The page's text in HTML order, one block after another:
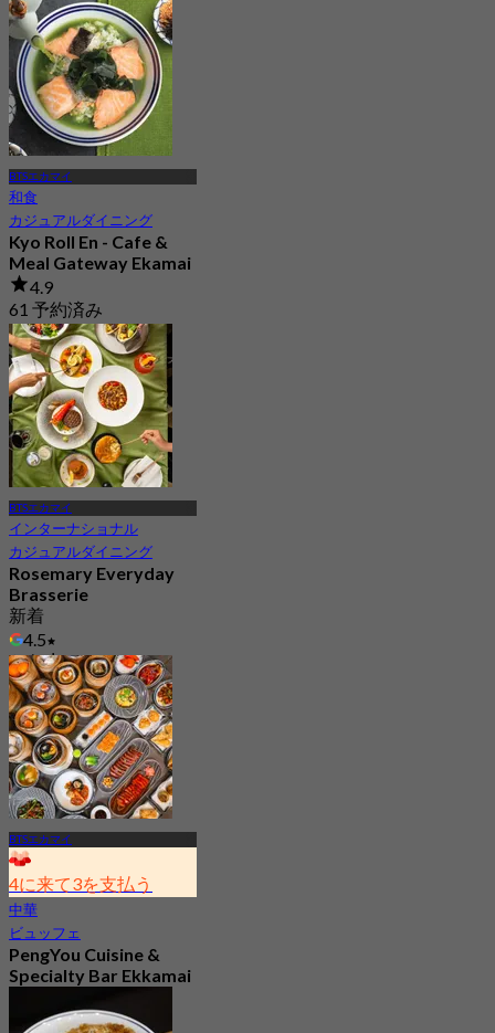
BTSエカマイ
和食
カジュアルダイニング
Kyo Roll En - Cafe &
Meal Gateway Ekamai
4.9
61 予約済み
から฿ 330
BTSエカマイ
インターナショナル
カジュアルダイニング
Rosemary Everyday
Brasserie
新着
4.5
から฿ 622.5
BTSエカマイ
4に来て3を支払う
中華
ビュッフェ
PengYou Cuisine &
Specialty Bar Ekkamai
2.5K 予約済み